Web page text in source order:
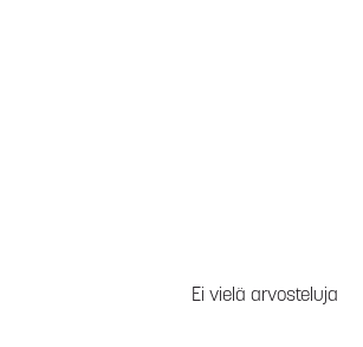
Ei vielä arvosteluja